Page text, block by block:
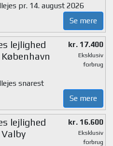
pr. 14. august 2026
Se mere
lejlighed
kr. 17.400
Eksklusiv
forbrug
snarest
Se mere
lejlighed
kr. 16.600
Eksklusiv
forbrug